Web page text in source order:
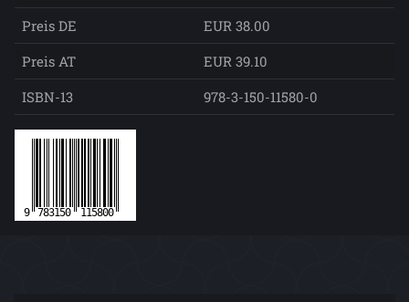
Preis DE
EUR 38.00
Preis AT
EUR 39.10
ISBN-13
978-3-150-11580-0